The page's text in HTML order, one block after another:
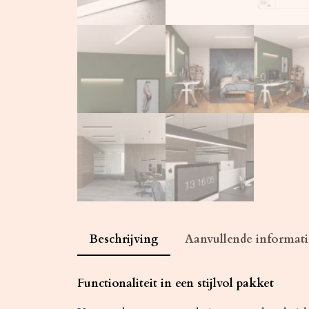
Beschrijving Aanvullende
Functionaliteit in een stijlvol pakket